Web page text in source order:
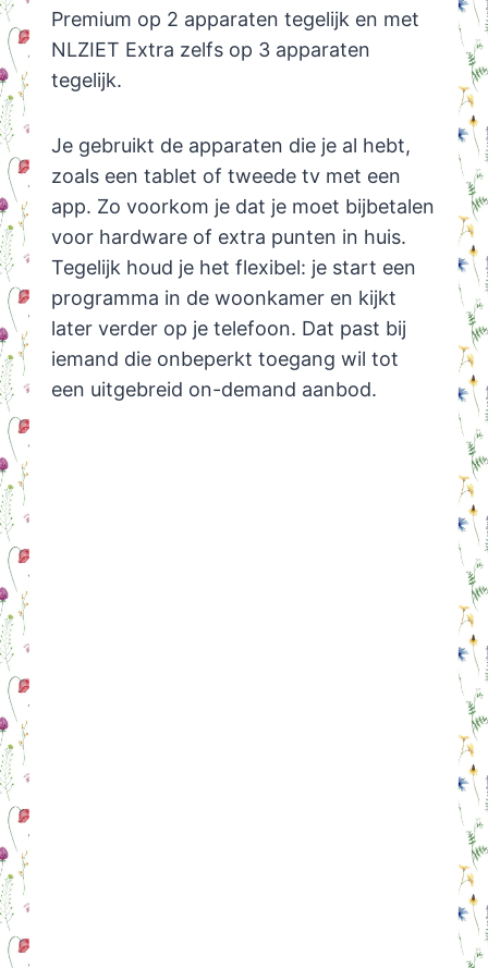
Premium op 2 apparaten tegelijk en met
NLZIET Extra zelfs op 3 apparaten
tegelijk.
Je gebruikt de apparaten die je al hebt,
zoals een tablet of tweede tv met een
app. Zo voorkom je dat je moet bijbetalen
voor hardware of extra punten in huis.
Tegelijk houd je het flexibel: je start een
programma in de woonkamer en kijkt
later verder op je telefoon. Dat past bij
iemand die onbeperkt toegang wil tot
een uitgebreid on-demand aanbod.